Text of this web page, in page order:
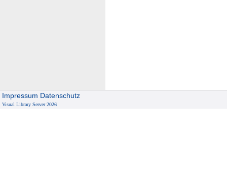
Impressum Datenschutz
Visual Library Server 2026